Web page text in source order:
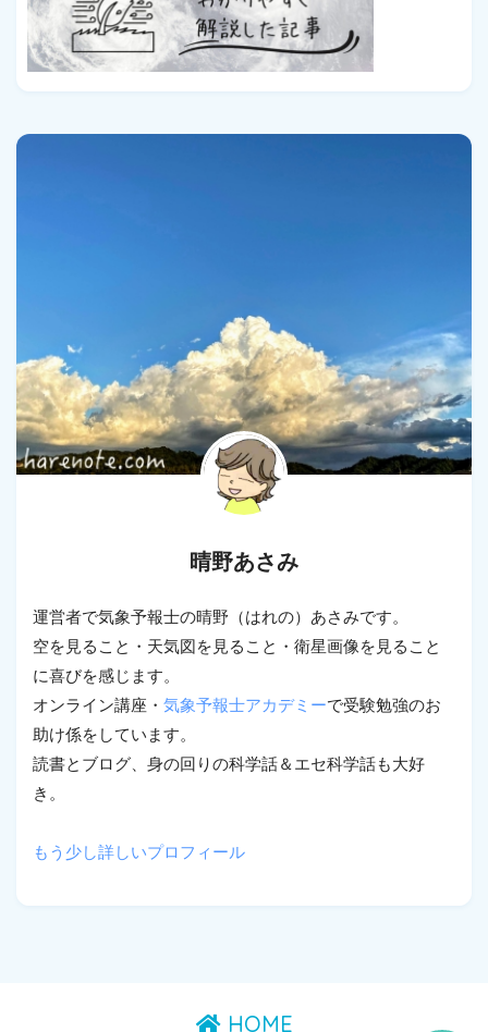
晴野あさみ
運営者で気象予報士の晴野（はれの）あさみです。
空を見ること・天気図を見ること・衛星画像を見ること
に喜びを感じます。
オンライン講座・ 気象予報士アカデミーで受験勉強のお
助け係をしています。
読書とブログ、身の回りの科学話＆エセ科学話も大好
き。
もう少し詳しいプロフィール
HOME